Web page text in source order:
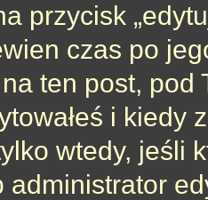
przycisk
czas po
ten post,
i kiedy
wtedy, jeśli
administrator